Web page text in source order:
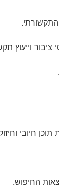
התקשורתי.
חיובי
החיפוש.